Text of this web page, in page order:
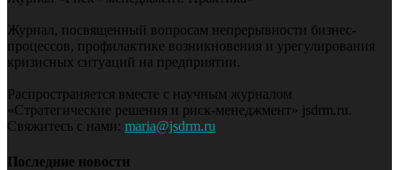
Журнал, посвященный вопросам непрерывности бизнес-
процессов, профилактике возникновения и урегулирования
кризисных ситуаций на предприятии.
Распространяется вместе с научным журналом
«Стратегические решения и риск-менеджмент» jsdrm.ru.
Свяжитесь с нами: maria@jsdrm.ru
Последние новости